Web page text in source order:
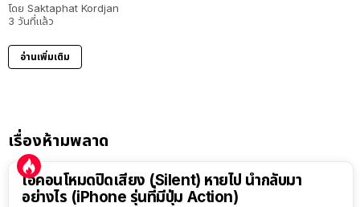
โดย Saktaphat Kordjan
3 วันที่แล้ว
อ่านเพิ่มเติม
เรื่องห้ามพลาด
ไอคอนโหมดปิดเสียง (Silent) หายไป นำกลับมา
อย่างไร (iPhone รุ่นที่มีปุ่ม Action)